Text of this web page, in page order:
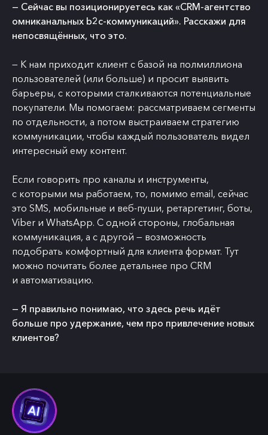
— Сейчас вы позиционируетесь как «CRM-агентство
омниканальных b2c-коммуникаций». Расскажи для
непосвящённых, что это.
— К нам приходит клиент с базой на полмиллиона
пользователей (или больше) и просит выявить
барьеры, с которыми сталкиваются потенциальные
покупатели. Мы помогаем: рассматриваем сегменты
по отдельности, а потом выстраиваем стратегию
коммуникации, чтобы каждый пользователь видел
интересный ему контент.
Если говорить про каналы и инструменты,
с которыми мы работаем, то, помимо email, сейчас
это SMS, мобильные и веб-пуши, ретаргетинг, боты,
Viber и WhatsApp. С одной стороны, глобальная
коммуникация, а с другой — возможность
подобрать комфортный для клиента формат. Тут
можно почитать более детальнее про CRM
и автоматизацию.
— Я правильно понимаю, что здесь речь идёт
больше про удержание, чем про привлечение новых
клиентов?